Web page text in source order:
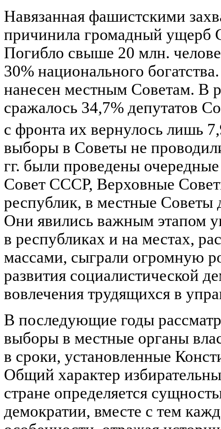
Навязанная фашистскими
причинила громадный ущерб
Погибло свыше 20 млн.
30% национального
нанесен местным Советам. В
сражалось 34,7% депутатов
с фронта их вернулось лишь
выборы в Советы не
гг. были проведены
Совет СССР, Верховные
республик, в местные Советы
Они явились важным этапом
в республиках и на местах,
массами, сыграли огромную
развития социалистической
вовлечения трудящихся в
В последующие годы
выборы в местные органы
в сроки, установленные
Общий характер
стране определяется
демократии, вместе с тем